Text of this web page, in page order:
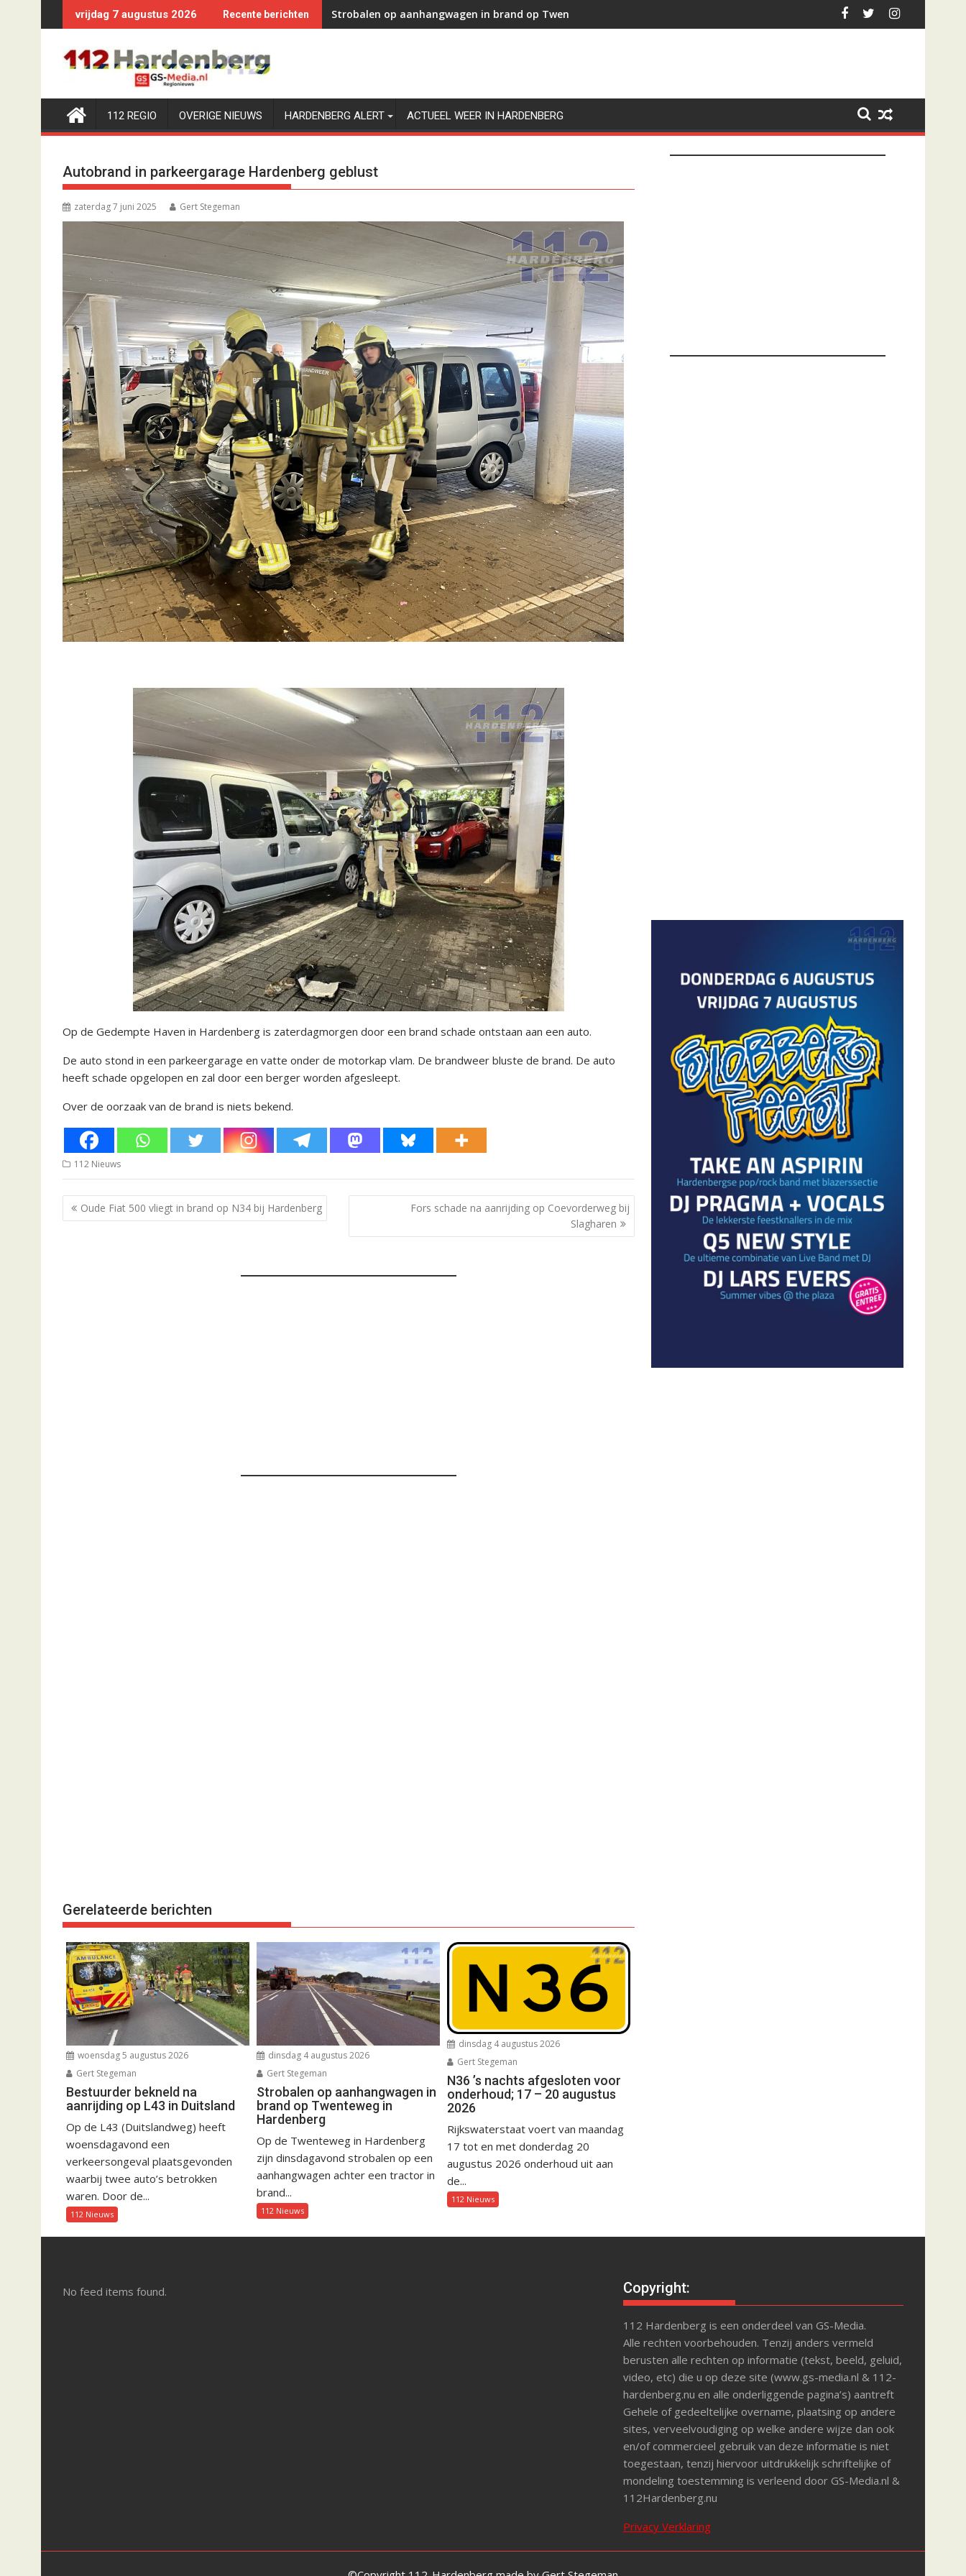
naar
inhoud
vrijdag 7 augustus 2026 Recente berichten Strobalen op aanhangwagen in brand op Twenteweg in Hardenberg
112 REGIO OVERIGE NIEUWS HARDENBERG ALERT ACTUEEL WEER IN HARDENBERG
Autobrand in parkeergarage Hardenberg geblust
zaterdag 7 juni 2025 Gert Stegeman
Op de Gedempte Haven in Hardenberg is zaterdagmorgen door een brand schade ontstaan aan een auto.
De auto stond in een parkeergarage en vatte onder de motorkap vlam. De brandweer bluste de brand. De auto
heeft schade opgelopen en zal door een berger worden afgesleept.
Over de oorzaak van de brand is niets bekend.
112 Nieuws
Bericht
navigatie
Oude Fiat 500 vliegt in brand op N34 bij Hardenberg
Fors schade na aanrijding op Coevorderweg bij
Slagharen
Gerelateerde berichten
woensdag 5 augustus 2026
Gert Stegeman
Bestuurder bekneld na
aanrijding op L43 in Duitsland
Op de L43 (Duitslandweg) heeft
woensdagavond een
verkeersongeval plaatsgevonden
waarbij twee auto’s betrokken
waren. Door de...
112 Nieuws
dinsdag 4 augustus 2026
Gert Stegeman
Strobalen op aanhangwagen in
brand op Twenteweg in
Hardenberg
Op de Twenteweg in Hardenberg
zijn dinsdagavond strobalen op een
aanhangwagen achter een tractor in
brand...
112 Nieuws
dinsdag 4 augustus 2026
Gert Stegeman
N36 ’s nachts afgesloten voor
onderhoud; 17 – 20 augustus
2026
Rijkswaterstaat voert van maandag
17 tot en met donderdag 20
augustus 2026 onderhoud uit aan
de...
112 Nieuws
No feed items found. Copyright:
112 Hardenberg is een onderdeel van GS-Media.
Alle rechten voorbehouden. Tenzij anders vermeld
berusten alle rechten op informatie (tekst, beeld, geluid,
video, etc) die u op deze site (www.gs-media.nl & 112-
hardenberg.nu en alle onderliggende pagina’s) aantreft
Gehele of gedeeltelijke overname, plaatsing op andere
sites, verveelvoudiging op welke andere wijze dan ook
en/of commercieel gebruik van deze informatie is niet
toegestaan, tenzij hiervoor uitdrukkelijk schriftelijke of
mondeling toestemming is verleend door GS-Media.nl &
112Hardenberg.nu
Privacy Verklaring